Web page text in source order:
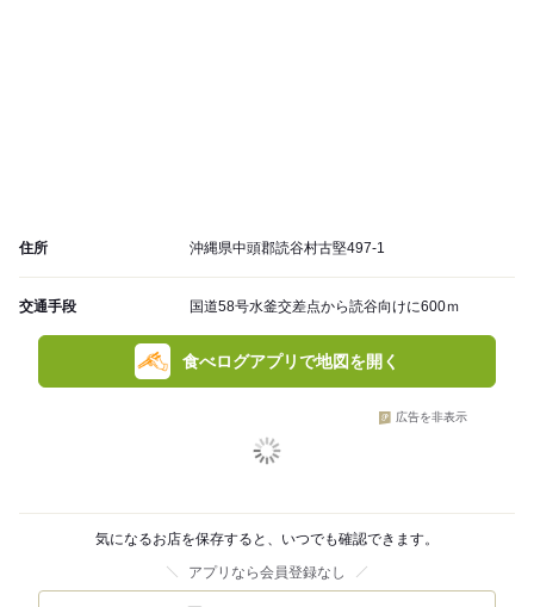
住所 沖縄県中頭郡読谷村古堅497-1
交通手段 国道58号水釜交差点から読谷向けに600ｍ
食べログアプリで地図を開く
広告を非表示
気になるお店を保存すると、いつでも確認できます。
アプリなら会員登録なし